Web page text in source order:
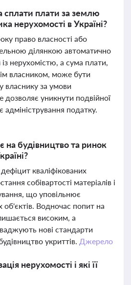
сплати плати за землю
нерухомості в Україні?
право власності або
ділянкою автоматично
нерухомістю, а сума плати,
власником, може бути
власнику за умови
дозволяє уникнути подвійної
податку.
на будівництво та ринок
кваліфікованих
собівартості матеріалів і
що уповільнює
об'єктів. Водночас попит на
високим, а
нові стандарти
укриттів. Джерело
нерухомості і які її